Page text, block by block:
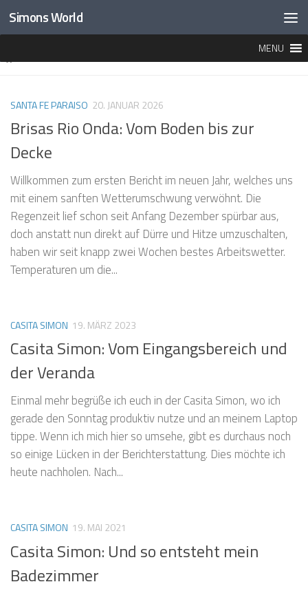
Unter dem Inhalt
Simons World
MENU
SANTA FE PARAISO 20. JANUAR 2026
Brisas Rio Onda: Vom Boden bis zur
Decke
Willkommen zum ersten Bericht im neuen Jahr, welches uns
mit einem sanften Wetterumschwung verwöhnt. Die
Regenzeit lief schon seit Anfang Dezember spürbar aus,
doch anstatt nun direkt auf Dürre und Hitze umzuschalten,
haben wir seit knapp zwei Wochen bestes Arbeitswetter.
Temperaturen um die...
CASITA SIMON 19. MÄRZ 2023
Casita Simon: Vom Eingangsbereich und
der Veranda
Einmal mehr begrüße ich euch in der Casita Simon, wo ich
gerade den Sonntag produktiv nutze und an meinem Laptop
tippe. Wenn ich mich hier so umsehe, gibt es durchaus noch
so einige Lücken in der Berichterstattung. Dies möchte ich
heute nachholen. Nach...
CASITA SIMON 19. MAI 2021
Casita Simon: Und so entsteht mein
Badezimmer